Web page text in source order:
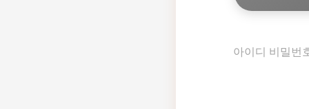
아이디 비밀번